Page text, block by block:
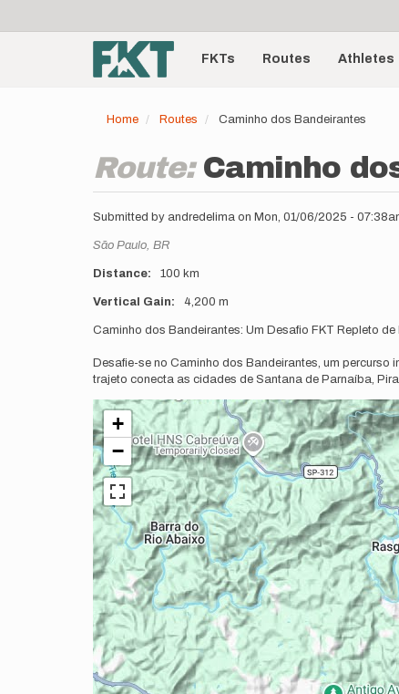
account
menu
Main
navigationFKTs Routes Athletes
Home Routes Caminho dos Bandeirantes
Route: Caminho
Submitted by andredelima on Mon, 01/06/2025 -
Location
São Paulo, BR
Distance 100 km
Vertical Gain 4,200 m
Description
Caminho dos Bandeirantes: Um Desafio FKT Repleto de
Desafie-se no Caminho dos Bandeirantes, um
trajeto conecta as cidades de Santana de Parnaíba,
+
−